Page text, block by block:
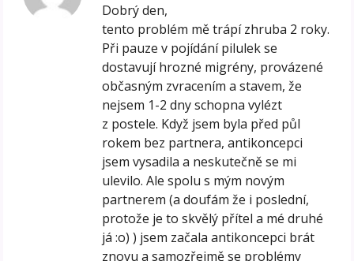
Dobrý den,
tento problém mě trápí zhruba 2 roky.
Při pauze v pojídání pilulek se
dostavují hrozné migrény, provázené
občasným zvracením a stavem, že
nejsem 1-2 dny schopna vylézt
z postele. Když jsem byla před půl
rokem bez partnera, antikoncepci
jsem vysadila a neskutečně se mi
ulevilo. Ale spolu s mým novým
partnerem (a doufám že i poslední,
protože je to skvělý přítel a mé druhé
já :o) ) jsem začala antikoncepci brát
znovu a samozřejmě se problémy